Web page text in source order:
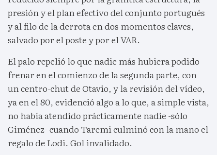
presión y el plan efectivo del conjunto portugués
y al filo de la derrota en dos momentos claves,
salvado por el poste y por el VAR.
El palo repelió lo que nadie más hubiera podido
frenar en el comienzo de la segunda parte, con
un centro-chut de Otavio, y la revisión del vídeo,
ya en el 80, evidenció algo a lo que, a simple vista,
no había atendido prácticamente nadie -sólo
Giménez- cuando Taremi culminó con la mano el
regalo de Lodi. Gol invalidado.